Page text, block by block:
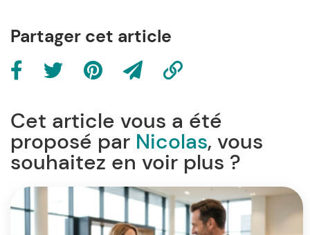
Partager cet article
Cet article vous a été
proposé par Nicolas, vous
souhaitez en voir plus ?